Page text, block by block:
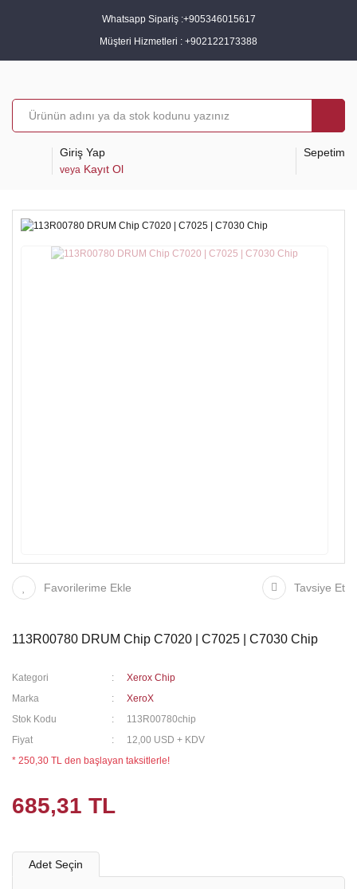
Whatsapp Sipariş :+905346015617
Müşteri Hizmetleri : +902122173388
Giriş Yap
veya Kayıt Ol
Sepetim
Favorilerime Ekle Tavsiye Et
113R00780 DRUM Chip C7020 | C7025 | C7030 Chip
Kategori
Xerox Chip
Marka
XeroX
Stok Kodu
113R00780chip
Fiyat
12,00 USD + KDV
* 250,30 TL den başlayan taksitlerle!
685,31 TL
Adet Seçin